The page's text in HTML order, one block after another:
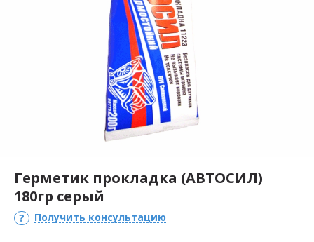
Герметик прокладка (АВТОСИЛ)
180гр серый
Получить консультацию